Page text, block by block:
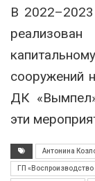
В
сооружений
ДК
эти
Антонина
ГП